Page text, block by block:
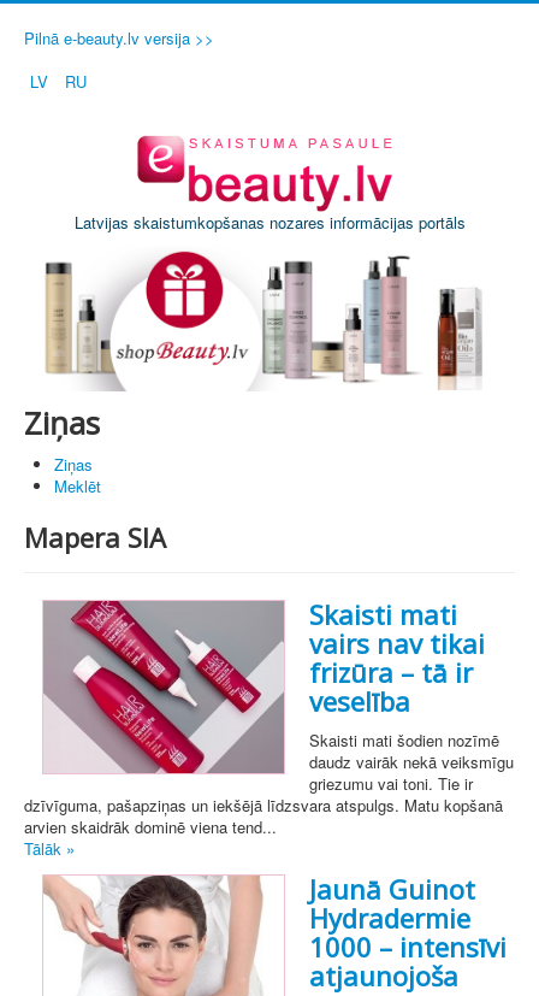
Pilnā e-beauty.lv versija >>
LV
RU
Latvijas skaistumkopšanas nozares informācijas portāls
Ziņas
Ziņas
Meklēt
Mapera SIA
Skaisti mati
vairs nav tikai
frizūra – tā ir
veselība
Skaisti mati šodien nozīmē
daudz vairāk nekā veiksmīgu
griezumu vai toni. Tie ir
dzīvīguma, pašapziņas un iekšējā līdzsvara atspulgs. Matu kopšanā
arvien skaidrāk dominē viena tend...
Tālāk »
Jaunā Guinot
Hydradermie
1000 – intensīvi
atjaunojoša